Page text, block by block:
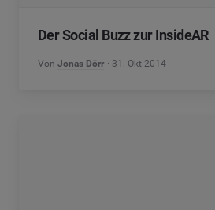
Der Social Buzz zur InsideAR
Von Jonas Dörr 31. Okt 2014